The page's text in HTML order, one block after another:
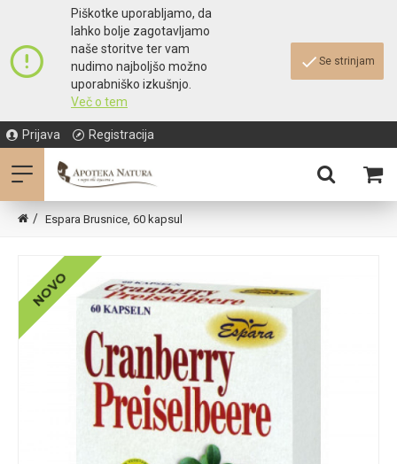
Piškotke uporabljamo, da
lahko bolje zagotavljamo
naše storitve ter vam
nudimo najboljšo možno
uporabniško izkušnjo.
Več o tem
Se strinjam
Prijava Registracija
Espara Brusnice, 60 kapsul
NOVO